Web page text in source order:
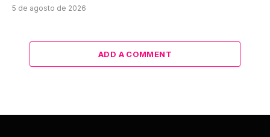
5 de agosto de 2026
ADD A COMMENT